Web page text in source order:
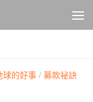
球的好事 / 募款祕訣